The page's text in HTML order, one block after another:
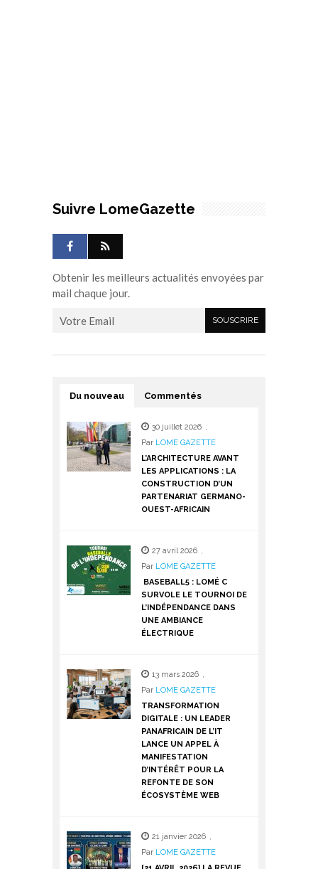
Suivre LomeGazette
Obtenir les meilleurs actualités envoyées par
mail chaque jour.
Du nouveau Commentés
30 juillet 2026 ,
Par LOME GAZETTE
L’ARCHITECTURE AVANT
LES APPLICATIONS : LA
CONSTRUCTION D’UN
PARTENARIAT GERMANO-
OUEST-AFRICAIN
27 avril 2026 ,
Par LOME GAZETTE
BASEBALL5 : LOMÉ C
SURVOLE LE TOURNOI DE
L’INDÉPENDANCE DANS
UNE AMBIANCE
ÉLECTRIQUE
13 mars 2026 ,
Par LOME GAZETTE
TRANSFORMATION
DIGITALE : UN LEADER
PANAFRICAIN DE L’IT
LANCE UN APPEL À
MANIFESTATION
D’INTÉRÊT POUR LA
REFONTE DE SON
ÉCOSYSTÈME WEB
21 janvier 2026 ,
Par LOME GAZETTE